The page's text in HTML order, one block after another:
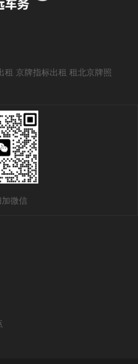
租 京牌指标出租 租北京牌照
微信